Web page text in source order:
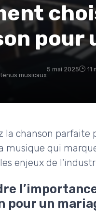
pour
musicaux
5 mai 2025 11
la chanson parfaite
musique qui
enjeux de
pour un